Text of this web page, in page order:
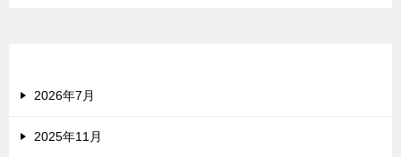
2026年7月
2025年11月